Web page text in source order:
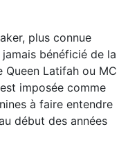
plus connue
bénéficié de la
Latifah ou MC
imposée comme
à faire entendre
début des années